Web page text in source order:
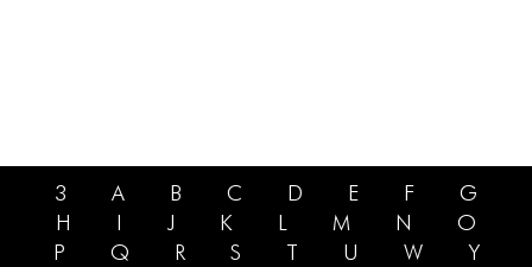
3 A B C D E F
G
H
I J K L M N
O
P
Q R S T U W
Y